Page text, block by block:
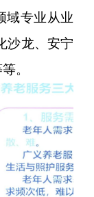
域专业从业
沙龙、安宁
。